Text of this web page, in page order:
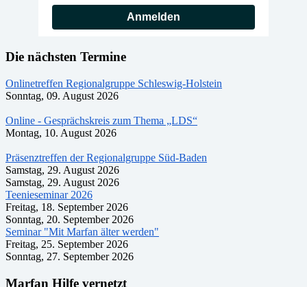
Anmelden
Die nächsten Termine
Onlinetreffen Regionalgruppe Schleswig-Holstein
Sonntag, 09. August 2026
Online - Gesprächskreis zum Thema „LDS“
Montag, 10. August 2026
Präsenztreffen der Regionalgruppe Süd-Baden
Samstag, 29. August 2026
Samstag, 29. August 2026
Teenieseminar 2026
Freitag, 18. September 2026
Sonntag, 20. September 2026
Seminar "Mit Marfan älter werden"
Freitag, 25. September 2026
Sonntag, 27. September 2026
Marfan Hilfe vernetzt